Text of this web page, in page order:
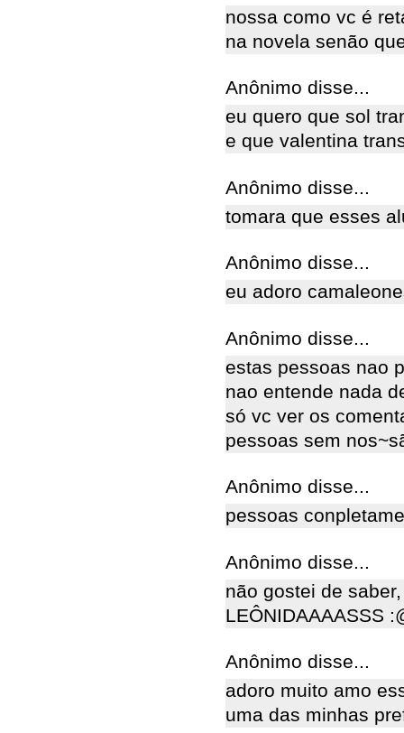
nossa como vc é
na novela senão
Anônimo disse...
eu quero que sol
e que valentina
Anônimo disse...
tomara que esses
Anônimo disse...
eu adoro
Anônimo disse...
estas pessoas nao
nao entende nada
só vc ver os
pessoas sem
Anônimo disse...
pessoas
Anônimo disse...
não gostei de
LEÔNIDAAAASSS
Anônimo disse...
adoro muito amo
uma das minhas